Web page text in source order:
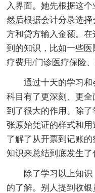
入界面。她先根据这
然后根据会计分录选
方和贷方输入金额。
到的知识，比如一些
疗费用/门诊医疗保险
通过十天的学习
科目有了更深刻、更
到了很大的作用。除
张原始凭证的样式和
了解了从开票到记账
知识来总结到底发生了
除了学习以上知
的了解。别人提到收